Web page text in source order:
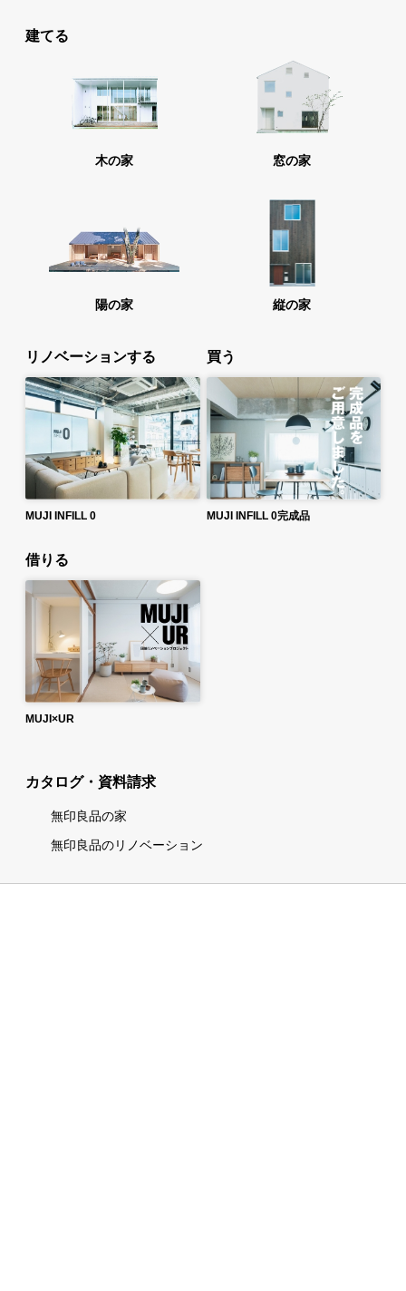
建てる
木の家 窓の家
陽の家 縦の家
リノベーションする
MUJI INFILL 0
買う
MUJI INFILL 0完成品
借りる
MUJI×UR
カタログ・資料請求
無印良品の家
無印良品のリノベーション